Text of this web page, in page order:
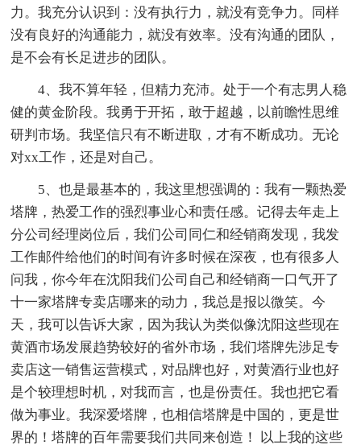
力。我充分认识到：没有执行力，就没有竞争力。同样
没有良好的沟通能力，就没有效率。没有沟通的团队，
是不会有长足进步的团队。
4、我不算年轻，但精力充沛。处于一个有志男人稳
健的黄金阶段。我勇于开拓，敢于超越，以前瞻性思维
研判市场。我坚信只有不断进取，才有不断成功。无论
对xx工作，还是对自己。
5、也是最基本的，我这里想强调的：我有一颗热爱
塔牌，热爱工作的强烈事业心和责任感。记得去年走上
分公司经理岗位后，我们公司同仁和经销商发现，我发
工作邮件给他们的时间有许多时候在深夜，也有很多人
问我，你今年在沈阳我们公司自己和经销商一口气开了
十一家塔牌专卖店哪来的动力，我总是报以微笑。今
天，我可以告诉大家，因为我认为类似像沈阳这些现在
黄酒市场发展趋势较好的省外市场，我们塔牌先涉足专
卖店这一销售运营模式，对品牌也好，对黄酒行业也好
是个较理想时机，对我而言，也是份责任。我也把它看
做为事业。我深爱塔牌，也相信塔牌是中国的，更是世
界的！塔牌的百年需要我们共同来创造！ 以上我的这些